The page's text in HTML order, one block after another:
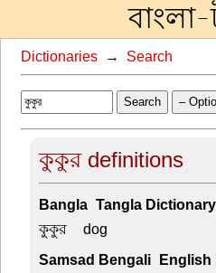
বাংলা-
Dictionaries → Search
Search –
কুকুর definitions
Bangla-Tangla Dictionary
কুকুর –dog
Samsad Bengali-English